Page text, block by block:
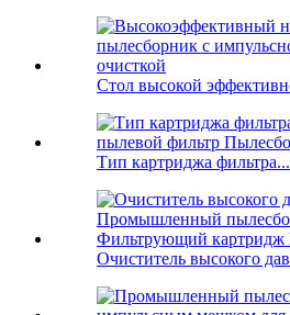
Стол высокой
Тип картриджа фильтра...
Очиститель высокого